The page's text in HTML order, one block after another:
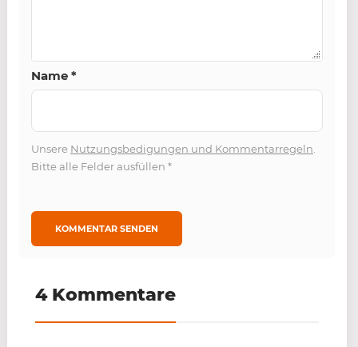
Name *
Unsere Nutzungsbedigungen und Kommentarregeln
Bitte alle Felder ausfüllen *
4 Kommentare